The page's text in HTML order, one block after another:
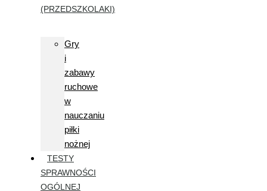
(PRZEDSZKOLAKI)
Gry
i
zabawy
ruchowe
w
nauczaniu
piłki
nożnej
TESTY
SPRAWNOŚCI
OGÓLNEJ